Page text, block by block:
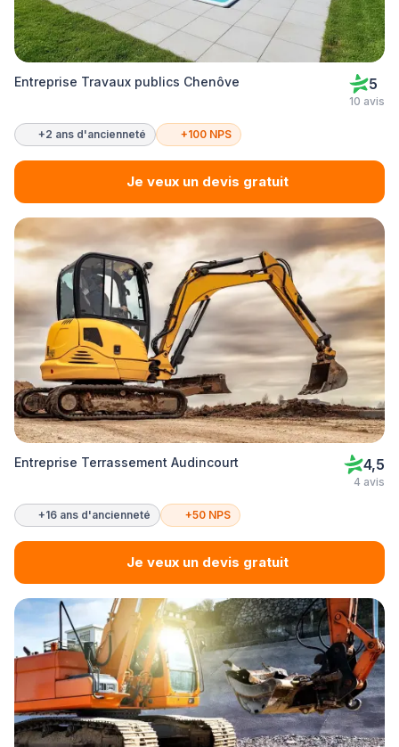
Entreprise Travaux publics Chenôve 5
10 avis
+2 ans d'ancienneté +100 NPS
Je veux un devis gratuit
Entreprise Terrassement Audincourt 4,5
4 avis
+16 ans d'ancienneté +50 NPS
Je veux un devis gratuit